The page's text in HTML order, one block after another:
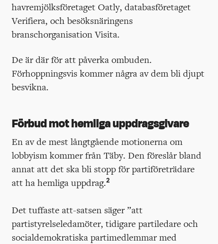
havremjölksföretaget Oatly, databasföretaget
Verifiera, och besöksnäringens
branschorganisation Visita.
De är där för att påverka ombuden.
Förhoppningsvis kommer några av dem bli djupt
besvikna.
Förbud mot hemliga uppdragsgivare
En av de mest långtgående motionerna om
lobbyism kommer från Täby. Den föreslår bland
annat att det ska bli stopp för partiföreträdare
att ha hemliga uppdrag.2
Det tuffaste att-satsen säger ”att
partistyrelseledamöter, tidigare partiledare och
socialdemokratiska partimedlemmar med